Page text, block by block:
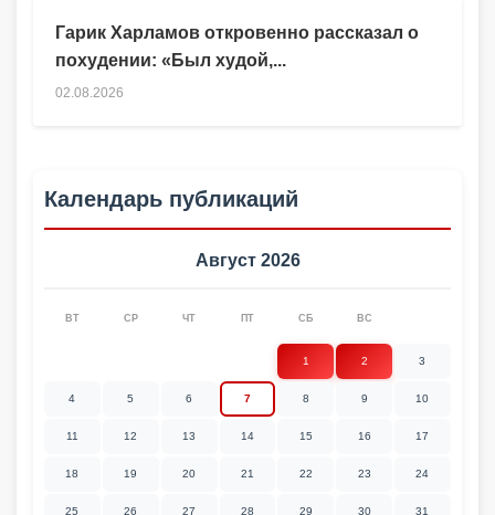
Гарик Харламов откровенно рассказал о
похудении: «Был худой,...
02.08.2026
Календарь публикаций
Август 2026
ВТ СР ЧТ ПТ СБ ВС
1 2 3
4 5 6 7 8 9 10
11 12 13 14 15 16 17
18 19 20 21 22 23 24
25 26 27 28 29 30 31